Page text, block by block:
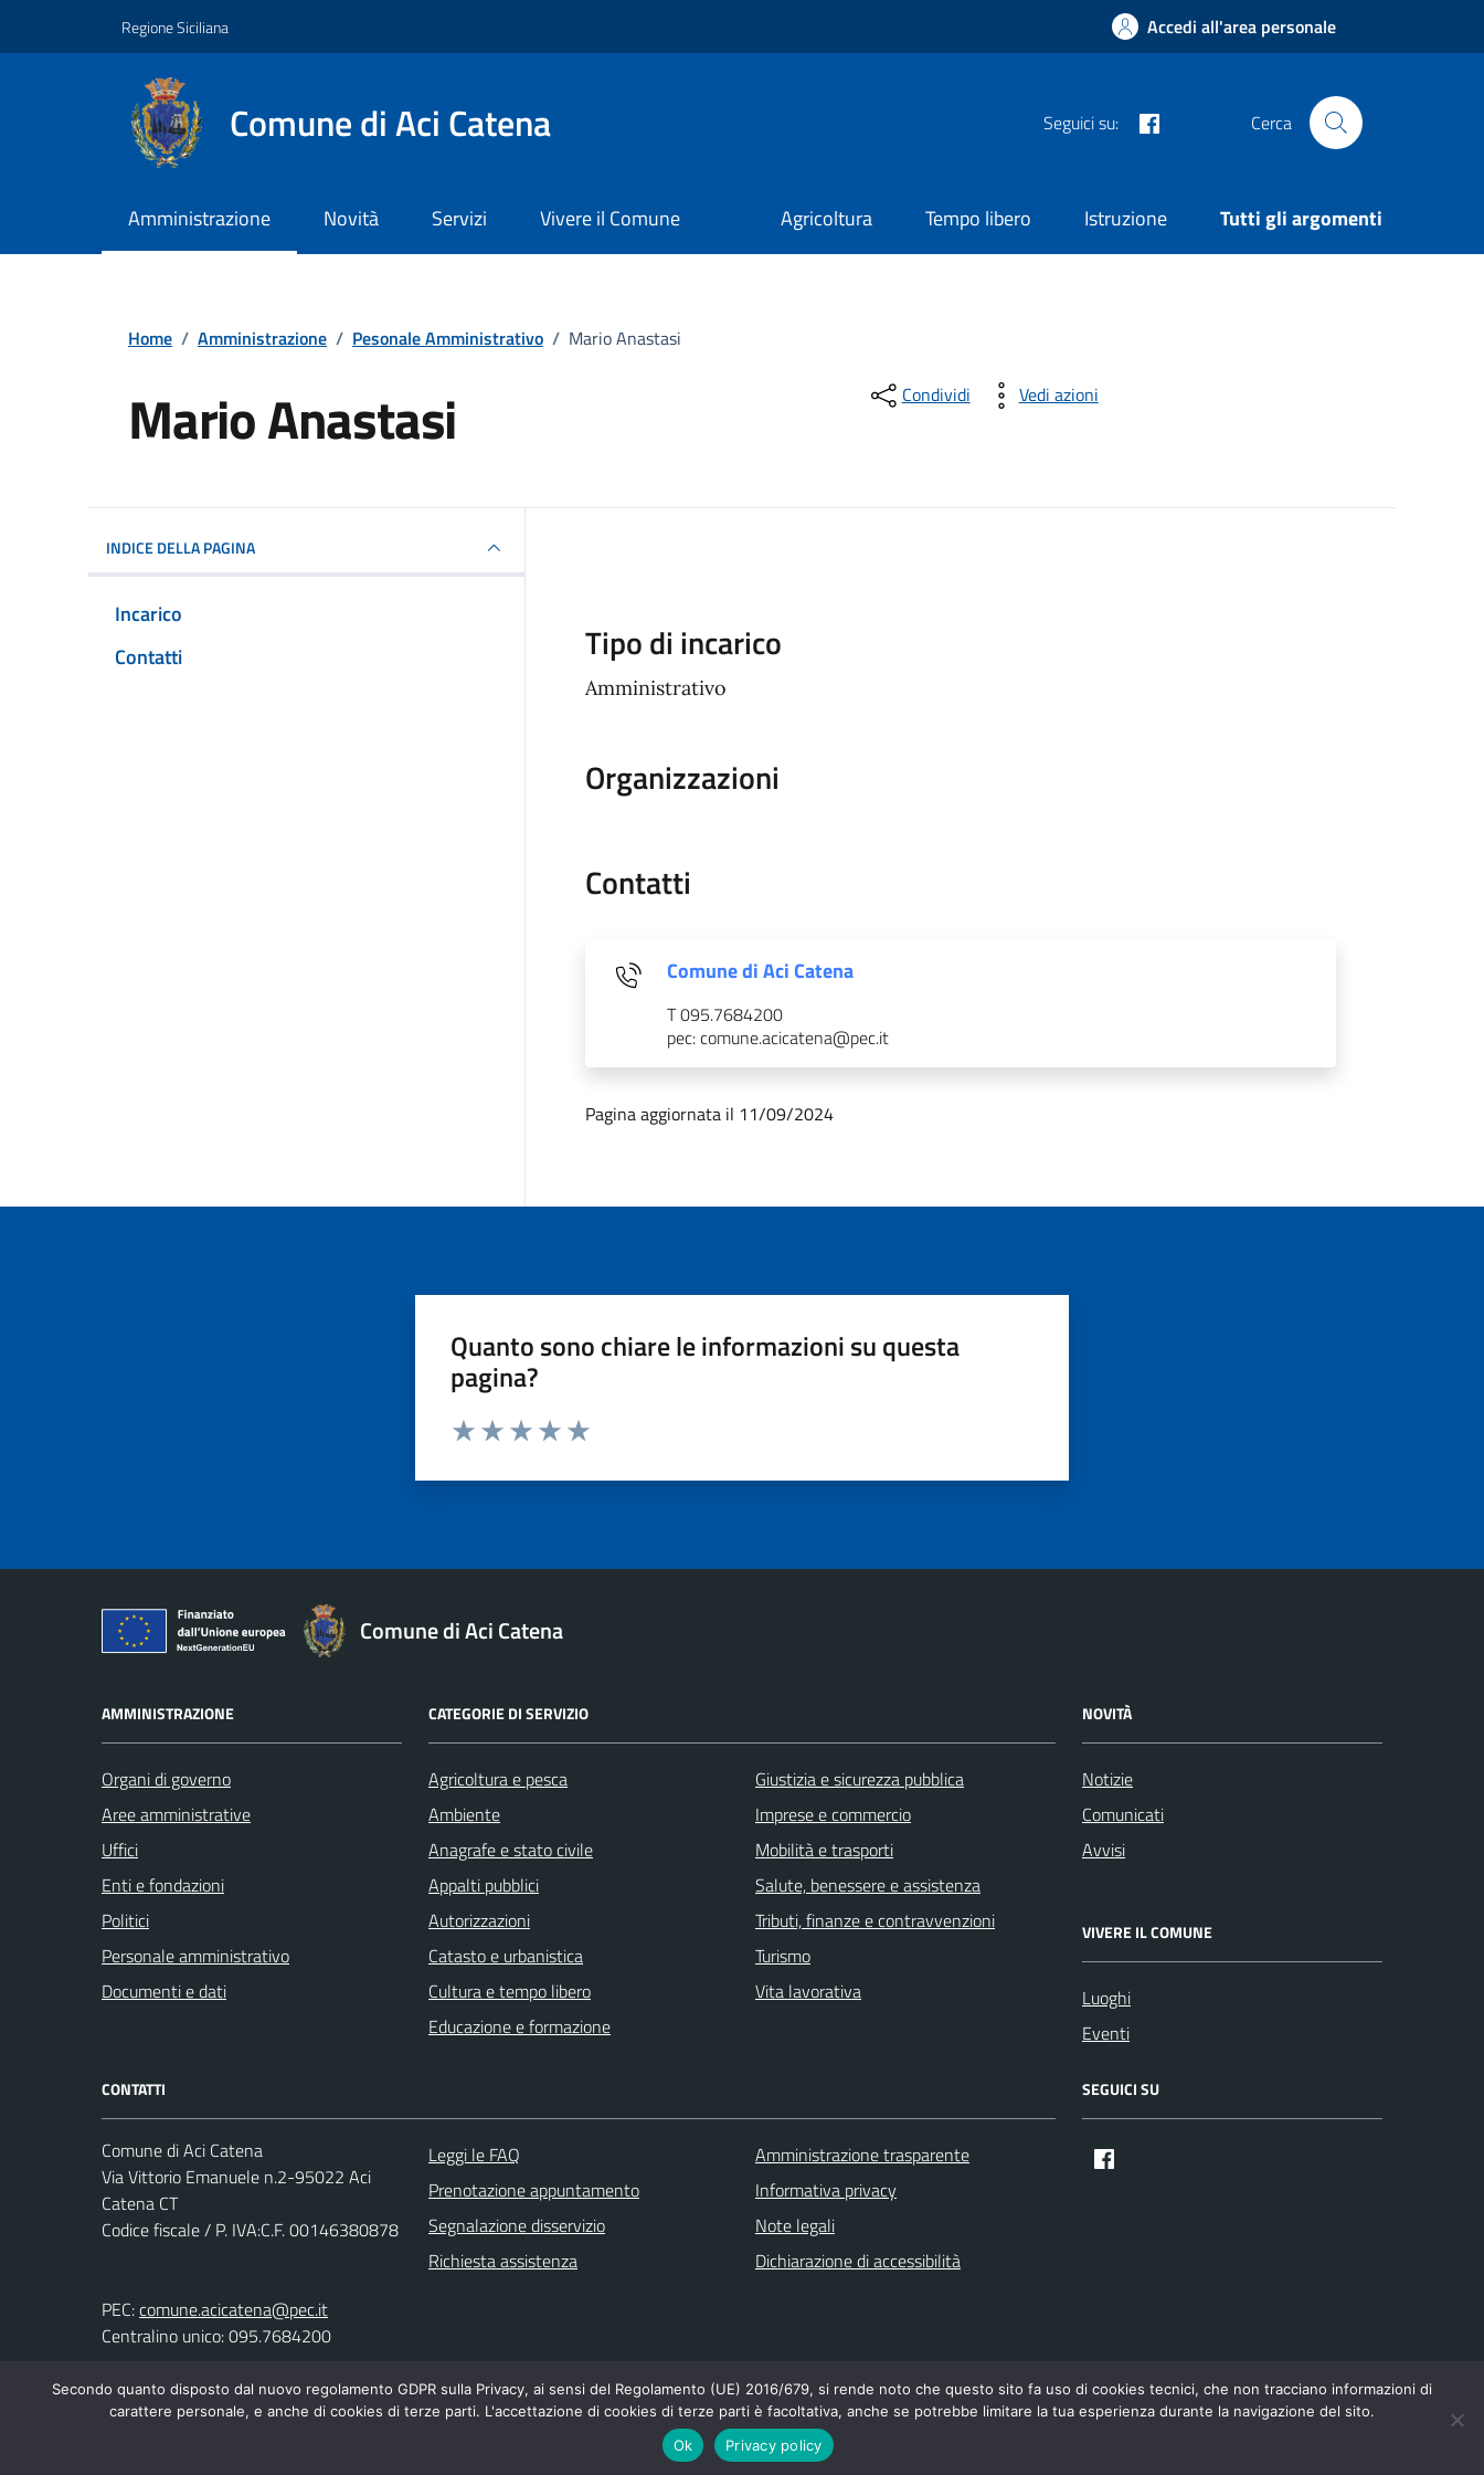
Regione Siciliana Accedi all'area personale
Comune di Aci Catena Seguici su: Cerca
Amministrazione Novità Servizi Vivere il Comune Agricoltura Tempo libero Istruzione Tutti gli argomenti
Home / Amministrazione / Pesonale Amministrativo / Mario Anastasi
Mario Anastasi Condividi Vedi azioni
INDICE DELLA PAGINA
Incarico
Contatti
Tipo di incarico
Amministrativo
Organizzazioni
Contatti
Comune di Aci Catena
T 095.7684200
pec: comune.acicatena@pec.it
Pagina aggiornata il 11/09/2024
Quanto sono chiare le informazioni su questa
pagina?
Comune di Aci Catena
AMMINISTRAZIONE
Organi di governo
Aree amministrative
Uffici
Enti e fondazioni
Politici
Personale amministrativo
Documenti e dati
CATEGORIE DI SERVIZIO
Agricoltura e pesca
Ambiente
Anagrafe e stato civile
Appalti pubblici
Autorizzazioni
Catasto e urbanistica
Cultura e tempo libero
Educazione e formazione
Giustizia e sicurezza pubblica
Imprese e commercio
Mobilità e trasporti
Salute, benessere e assistenza
Tributi, finanze e contravvenzioni
Turismo
Vita lavorativa
NOVITÀ
Notizie
Comunicati
Avvisi
VIVERE IL COMUNE
Luoghi
Eventi
CONTATTI
Comune di Aci Catena
Via Vittorio Emanuele n.2-95022 Aci
Catena CT
Codice fiscale / P. IVA:C.F. 00146380878
PEC:comune.acicatena@pec.it
Centralino unico: 095.7684200
Leggi le FAQ
Prenotazione appuntamento
Segnalazione disservizio
Richiesta assistenza
Amministrazione trasparente
Informativa privacy
Note legali
Dichiarazione di accessibilità
SEGUICI SU
Secondo quanto disposto dal nuovo regolamento GDPR sulla Privacy, ai sensi del Regolamento (UE) 2016/679, si rende noto che questo sito fa uso di cookies tecnici, che non tracciano informazioni di
carattere personale, e anche di cookies di terze parti. L'accettazione di cookies di terze parti è facoltativa, anche se potrebbe limitare la tua esperienza durante la navigazione del sito.
Ok
Privacy policy